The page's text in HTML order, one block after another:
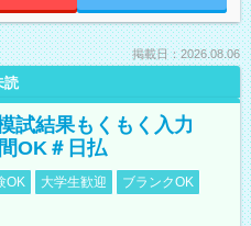
掲載日：2026.08.06
読
試結果もくもく入力
OK＃日払
OK 大学生歓迎
ブランクOK